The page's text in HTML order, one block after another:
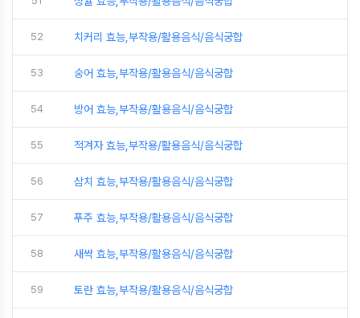
52 치커리 효능,부작용/활용음식/음식궁합
53 숭어 효능,부작용/활용음식/음식궁합
54 방어 효능,부작용/활용음식/음식궁합
55 적겨자 효능,부작용/활용음식/음식궁합
56 삼치 효능,부작용/활용음식/음식궁합
57 푸주 효능,부작용/활용음식/음식궁합
58 새싹 효능,부작용/활용음식/음식궁합
59 토란 효능,부작용/활용음식/음식궁합